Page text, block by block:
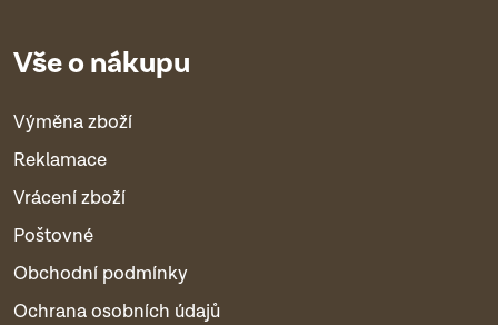
Vše o nákupu
Výměna zboží
Reklamace
Vrácení zboží
Poštovné
Obchodní podmínky
Ochrana osobních údajů